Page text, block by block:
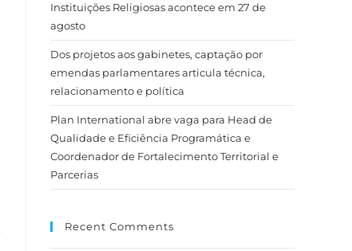
Instituições Religiosas acontece em 27 de
agosto
Dos projetos aos gabinetes, captação por
emendas parlamentares articula técnica,
relacionamento e política
Plan International abre vaga para Head de
Qualidade e Eficiência Programática e
Coordenador de Fortalecimento Territorial e
Parcerias
Recent Comments